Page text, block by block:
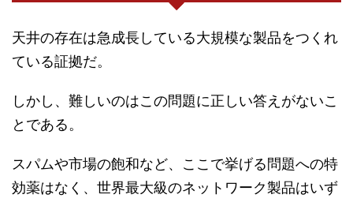
天井の存在は急成長している大規模な製品をつくれ
ている証拠だ。
しかし、難しいのはこの問題に正しい答えがないこ
とである。
スパムや市場の飽和など、ここで挙げる問題への特
効薬はなく、世界最大級のネットワーク製品はいず